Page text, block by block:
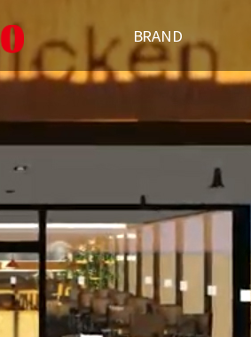
BRAND
연혁
패밀리브랜드소개